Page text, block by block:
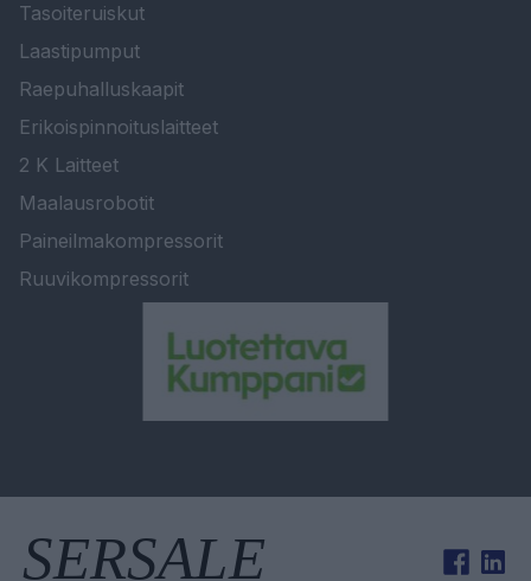
Tasoiteruiskut
Laastipumput
Raepuhalluskaapit
Erikoispinnoituslaitteet
2 K Laitteet
Maalausrobotit
Paineilmakompressorit
Ruuvikompressorit